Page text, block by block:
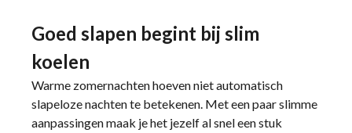
Goed slapen begint bij slim
koelen
Warme zomernachten hoeven niet automatisch
slapeloze nachten te betekenen. Met een paar slimme
aanpassingen maak je het jezelf al snel een stuk